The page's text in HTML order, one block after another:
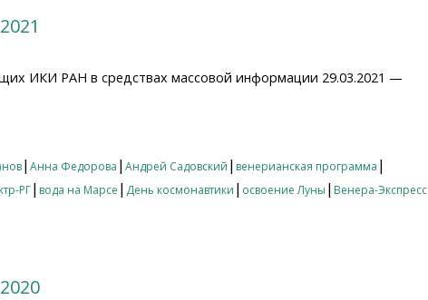
ИКИ РАН в средствах массовой информации 29.03.2021 —
| Анна Федорова | Андрей Садовский | венерианская программа |
РГ| вода на Марсе | День космонавтики | освоение Луны | Венера-Экспресс